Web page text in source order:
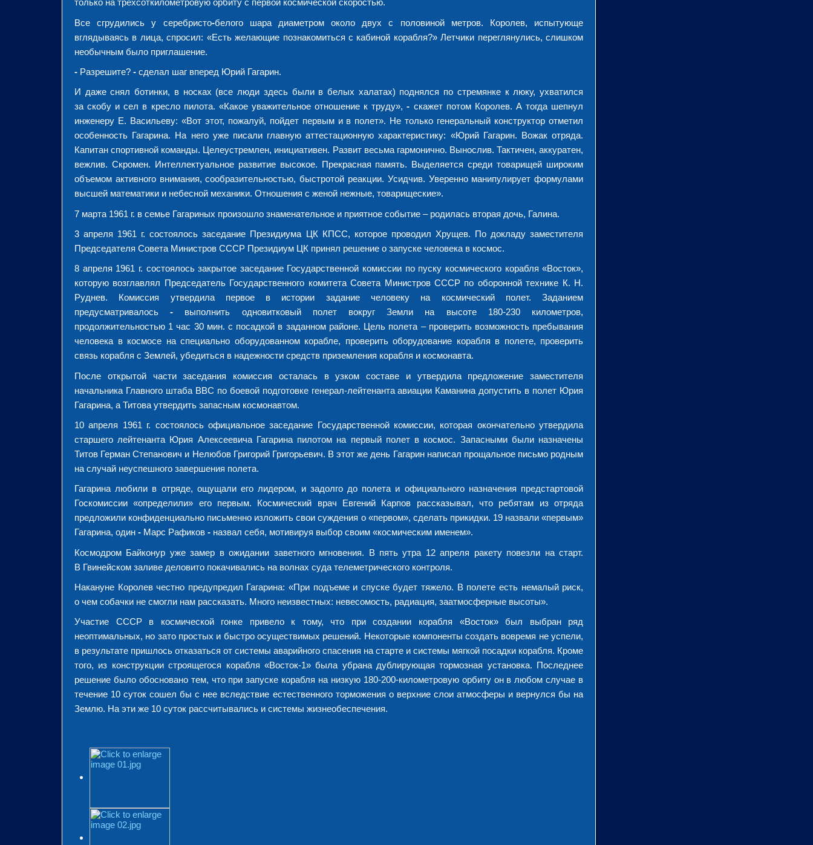
только на трехсоткилометровую орбиту с первой космической скоростью.
Все сгрудились у серебристо-белого шара диаметром около двух с половиной метров. Королев, испытующе
вглядываясь в лица, спросил: «Есть желающие познакомиться с кабиной корабля?» Летчики переглянулись, слишком
необычным было приглашение.
- Разрешите? - сделал шаг вперед Юрий Гагарин.
И даже снял ботинки, в носках (все люди здесь были в белых халатах) поднялся по стремянке к люку, ухватился
за скобу и сел в кресло пилота. «Какое уважительное отношение к труду»,- скажет потом Королев. А тогда шепнул
инженеру Е. Васильеву: «Вот этот, пожалуй, пойдет первым и в полет». Не только генеральный конструктор отметил
особенность Гагарина. На него уже писали главную аттестационную характеристику: «Юрий Гагарин. Вожак отряда.
Капитан спортивной команды. Целеустремлен, инициативен. Развит весьма гармонично. Вынослив. Тактичен, аккуратен,
вежлив. Скромен. Интеллектуальное развитие высокое. Прекрасная память. Выделяется среди товарищей широким
объемом активного внимания, сообразительностью, быстротой реакции. Усидчив. Уверенно манипулирует формулами
высшей математики и небесной механики. Отношения с женой нежные, товарищеские».
7 марта 1961 г. в семье Гагариных произошло знаменательное и приятное событие – родилась вторая дочь, Галина.
3 апреля 1961 г. состоялось заседание Президиума ЦК КПСС, которое проводил Хрущев. По докладу заместителя
Председателя Совета Министров СССР Президиум ЦК принял решение о запуске человека в космос.
8 апреля 1961 г. состоялось закрытое заседание Государственной комиссии по пуску космического корабля «Восток»,
которую возглавлял Председатель Государственного комитета Совета Министров СССР по оборонной технике К. Н.
Руднев. Комиссия утвердила первое в истории задание человеку на космический полет. Заданием
предусматривалось- выполнить одновитковый полет вокруг Земли на высоте 180-230 километров,
продолжительностью 1 час 30 мин. с посадкой в заданном районе. Цель полета – проверить возможность пребывания
человека в космосе на специально оборудованном корабле, проверить оборудование корабля в полете, проверить
связь корабля с Землей, убедиться в надежности средств приземления корабля и космонавта.
После открытой части заседания комиссия осталась в узком составе и утвердила предложение заместителя
начальника Главного штаба ВВС по боевой подготовке генерал-лейтенанта авиации Каманина допустить в полет Юрия
Гагарина, а Титова утвердить запасным космонавтом.
10 апреля 1961 г. состоялось официальное заседание Государственной комиссии, которая окончательно утвердила
старшего лейтенанта Юрия Алексеевича Гагарина пилотом на первый полет в космос. Запасными были назначены
Титов Герман Степанович и Нелюбов Григорий Григорьевич. В этот же день Гагарин написал прощальное письмо родным
на случай неуспешного завершения полета.
Гагарина любили в отряде, ощущали его лидером, и задолго до полета и официального назначения предстартовой
Госкомиссии «определили» его первым. Космический врач Евгений Карпов рассказывал, что ребятам из отряда
предложили конфиденциально письменно изложить свои суждения о «первом», сделать прикидки. 19 назвали «первым»
Гагарина, один - Марс Рафиков - назвал себя, мотивируя выбор своим «космическим именем».
Космодром Байконур уже замер в ожидании заветного мгновения. В пять утра 12 апреля ракету повезли на старт.
В Гвинейском заливе деловито покачивались на волнах суда телеметрического контроля.
Накануне Королев честно предупредил Гагарина: «При подъеме и спуске будет тяжело. В полете есть немалый риск,
о чем собачки не смогли нам рассказать. Много неизвестных: невесомость, радиация, заатмосферные высоты».
Участие СССР в космической гонке привело к тому, что при создании корабля «Восток» был выбран ряд
неоптимальных, но зато простых и быстро осуществимых решений. Некоторые компоненты создать вовремя не успели,
в результате пришлось отказаться от системы аварийного спасения на старте и системы мягкой посадки корабля. Кроме
того, из конструкции строящегося корабля «Восток-1» была убрана дублирующая тормозная установка. Последнее
решение было обосновано тем, что при запуске корабля на низкую 180-200-километровую орбиту он в любом случае в
течение 10 суток сошел бы с нее вследствие естественного торможения о верхние слои атмосферы и вернулся бы на
Землю. На эти же 10 суток рассчитывались и системы жизнеобеспечения.